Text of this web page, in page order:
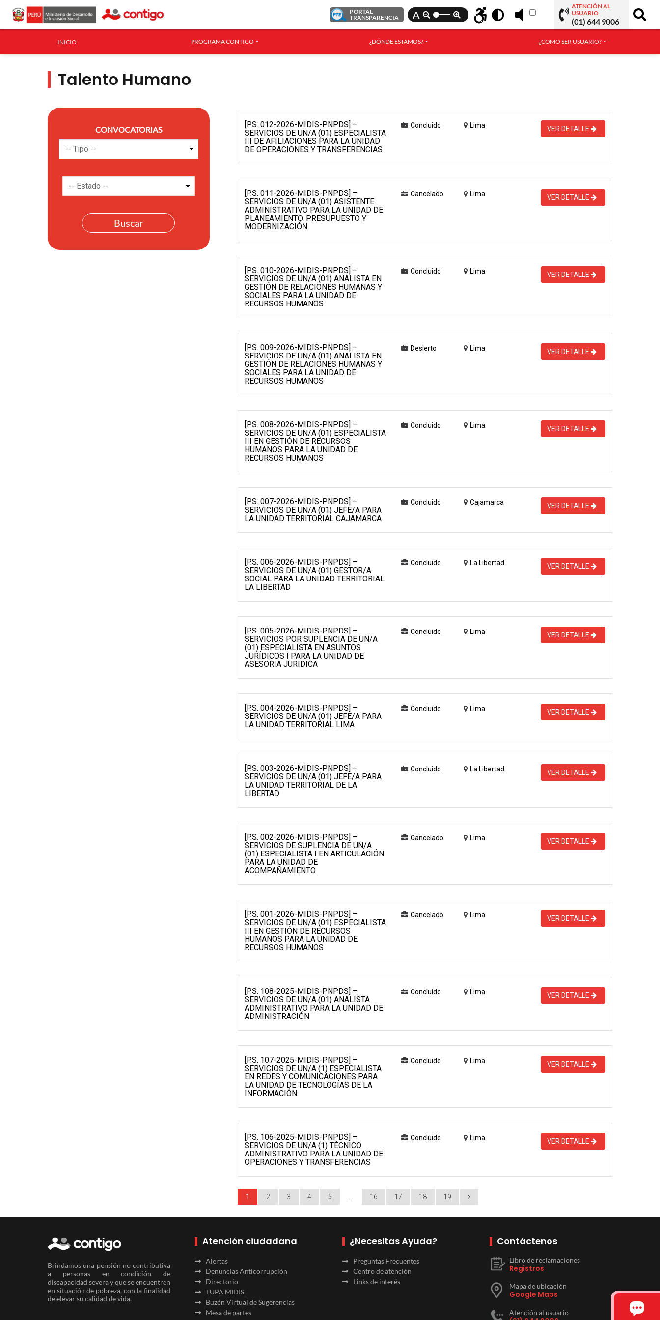
PORTAL
TRANSPARENCIA
A
ATENCIÓN AL
USUARIO
(01) 644 9006
INICIO PROGRAMA CONTIGO ¿DÓNDE ESTAMOS? ¿COMO SER USUARIO?
Talento Humano
CONVOCATORIAS
[P.S. 012-2026-MIDIS-PNPDS] –
SERVICIOS DE UN/A (01) ESPECIALISTA
III DE AFILIACIONES PARA LA UNIDAD
DE OPERACIONES Y TRANSFERENCIAS
Concluido Lima VER DETALLE
[P.S. 011-2026-MIDIS-PNPDS] –
SERVICIOS DE UN/A (01) ASISTENTE
ADMINISTRATIVO PARA LA UNIDAD DE
PLANEAMIENTO, PRESUPUESTO Y
MODERNIZACIÓN
Cancelado Lima VER DETALLE
[P.S. 010-2026-MIDIS-PNPDS] –
SERVICIOS DE UN/A (01) ANALISTA EN
GESTIÓN DE RELACIONES HUMANAS Y
SOCIALES PARA LA UNIDAD DE
RECURSOS HUMANOS
Concluido Lima VER DETALLE
[P.S. 009-2026-MIDIS-PNPDS] –
SERVICIOS DE UN/A (01) ANALISTA EN
GESTIÓN DE RELACIONES HUMANAS Y
SOCIALES PARA LA UNIDAD DE
RECURSOS HUMANOS
Desierto Lima VER DETALLE
[P.S. 008-2026-MIDIS-PNPDS] –
SERVICIOS DE UN/A (01) ESPECIALISTA
III EN GESTIÓN DE RECURSOS
HUMANOS PARA LA UNIDAD DE
RECURSOS HUMANOS
Concluido Lima VER DETALLE
[P.S. 007-2026-MIDIS-PNPDS] –
SERVICIOS DE UN/A (01) JEFE/A PARA
LA UNIDAD TERRITORIAL CAJAMARCA
Concluido Cajamarca VER DETALLE
[P.S. 006-2026-MIDIS-PNPDS] –
SERVICIOS DE UN/A (01) GESTOR/A
SOCIAL PARA LA UNIDAD TERRITORIAL
LA LIBERTAD
Concluido La Libertad VER DETALLE
[P.S. 005-2026-MIDIS-PNPDS] –
SERVICIOS POR SUPLENCIA DE UN/A
(01) ESPECIALISTA EN ASUNTOS
JURÍDICOS I PARA LA UNIDAD DE
ASESORIA JURÍDICA
Concluido Lima VER DETALLE
[P.S. 004-2026-MIDIS-PNPDS] –
SERVICIOS DE UN/A (01) JEFE/A PARA
LA UNIDAD TERRITORIAL LIMA
Concluido Lima VER DETALLE
[P.S. 003-2026-MIDIS-PNPDS] –
SERVICIOS DE UN/A (01) JEFE/A PARA
LA UNIDAD TERRITORIAL DE LA
LIBERTAD
Concluido La Libertad VER DETALLE
[P.S. 002-2026-MIDIS-PNPDS] –
SERVICIOS DE SUPLENCIA DE UN/A
(01) ESPECIALISTA I EN ARTICULACIÓN
PARA LA UNIDAD DE
ACOMPAÑAMIENTO
Cancelado Lima VER DETALLE
[P.S. 001-2026-MIDIS-PNPDS] –
SERVICIOS DE UN/A (01) ESPECIALISTA
III EN GESTIÓN DE RECURSOS
HUMANOS PARA LA UNIDAD DE
RECURSOS HUMANOS
Cancelado Lima VER DETALLE
[P.S. 108-2025-MIDIS-PNPDS] –
SERVICIOS DE UN/A (01) ANALISTA
ADMINISTRATIVO PARA LA UNIDAD DE
ADMINISTRACIÓN
Concluido Lima VER DETALLE
[P.S. 107-2025-MIDIS-PNPDS] –
SERVICIOS DE UN/A (1) ESPECIALISTA
EN REDES Y COMUNICACIONES PARA
LA UNIDAD DE TECNOLOGÍAS DE LA
INFORMACIÓN
Concluido Lima VER DETALLE
[P.S. 106-2025-MIDIS-PNPDS] –
SERVICIOS DE UN/A (1) TÉCNICO
ADMINISTRATIVO PARA LA UNIDAD DE
OPERACIONES Y TRANSFERENCIAS
Concluido Lima VER DETALLE
1 2 3 4 5 16 17 18 19
Brindamos una pensión no contributiva
a personas en condición de
discapacidad severa y que se encuentren
en situación de pobreza, con la finalidad
de elevar su calidad de vida.
Atención ciudadana
Alertas
Denuncias Anticorrupción
Directorio
TUPA MIDIS
Buzón Virtual de Sugerencias
Mesa de partes
¿Necesitas Ayuda?
Preguntas Frecuentes
Centro de atención
Links de interés
Contáctenos
Libro de reclamaciones
Registros
Mapa de ubicación
Google Maps
Atención al usuario